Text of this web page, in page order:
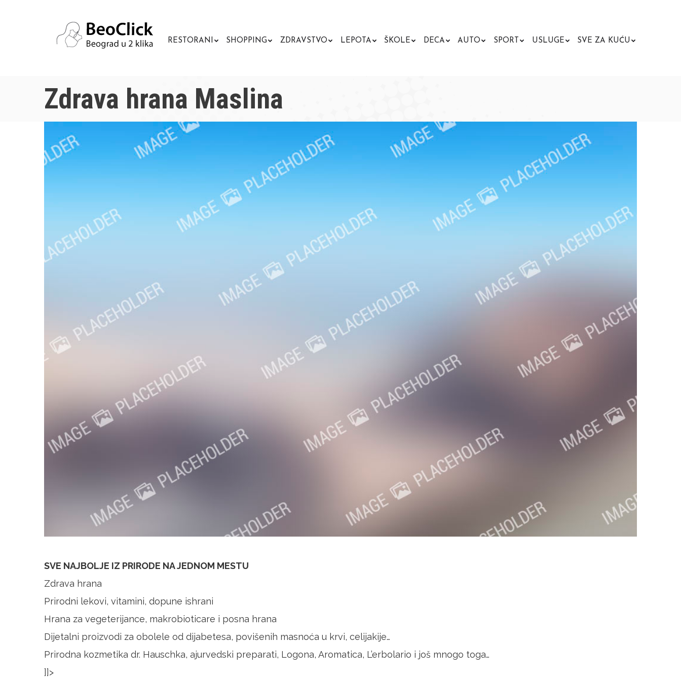
RESTORANI SHOPPING ZDRAVSTVO LEPOTA ŠKOLE DECA AUTO SPORT USLUGE SVE ZA KUĆU
Zdrava hrana Maslina
SVE NAJBOLJE IZ PRIRODE NA JEDNOM MESTU
Zdrava hrana
Prirodni lekovi, vitamini, dopune ishrani
Hrana za vegeterijance, makrobioticare i posna hrana
Dijetalni proizvodi za obolele od dijabetesa, povišenih masnoća u krvi, celijakije…
Prirodna kozmetika dr. Hauschka, ajurvedski preparati, Logona, Aromatica, L’erbolario i još mnogo toga…
]]>